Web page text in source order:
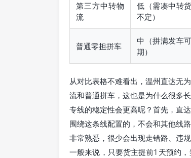
第三方中转物
流
低（需凑中转
不定）
普通零担拼车
中（拼满发车
期）
从对比表格不难看出，温州直达无
流和普通拼车，这也是为什么很多
专线的稳定性会更高呢？首先，直
围绕这条线配置的，不会和其他线
非常熟悉，很少会出现走错路、违
一般来说，只要货主提前1天预约